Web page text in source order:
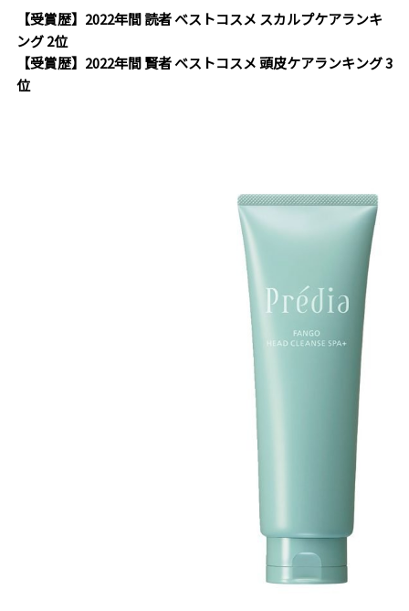
【受賞歴】2022年間 読者 ベストコスメ スカルプケアランキ
ング 2位
【受賞歴】2022年間 賢者 ベストコスメ 頭皮ケアランキング 3
位